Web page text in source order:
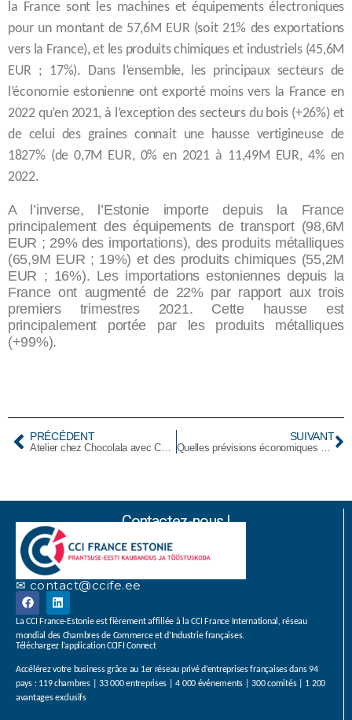
la France sont les machines et équipements électroniques
pour un montant de 57,6M EUR (soit 21% des exportations
vers la France), et les produits chimiques et industriels (45,6M
EUR ; 17%). Dans l’ensemble, les principaux secteurs de
l’économie estonienne ont exporté moins vers la France en
2022 qu’en 2021, à l’exception des secteurs du bois (+26%) et
de celui des graines connait une hausse vertigineuse de
1827% (de 0,7M EUR, 0% en 2021 à 11,49M EUR, 4% en
2022.
A l’inverse, l’Estonie importe depuis la France
principalement des équipements de transport (98,6M
EUR ; 29% des importations), des produits métalliques
(65,9M EUR ; 19%) et des produits chimiques (55,2M
EUR ; 16%). Les importations estoniennes depuis la
France ont augmenté de 22% par rapport aux trois
premiers trimestres 2021. Cette hausse est
principalement portée par les produits métalliques
(+99%).
PRÉCÉDENT SUIVANT
Contactez-nous !
✉ contact@ccife.ee
La CCI France-Estonie est fièrement affiliée à la CCI France International, réseau
mondial des Chambres de Commerce et d’Industrie françaises.
Téléchargez l’application CCIFI Connect
Accélérez votre business grâce au 1er réseau privé d’entreprises françaises dans 94
pays : 119 chambres | 33 000 entreprises | 4 000 événements | 300 comités | 1 200
avantages exclusifs